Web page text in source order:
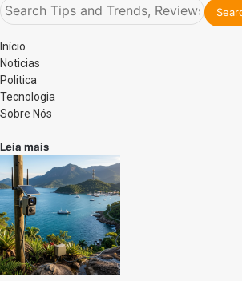
Início
Noticias
Politica
Tecnologia
Sobre Nós
Leia mais